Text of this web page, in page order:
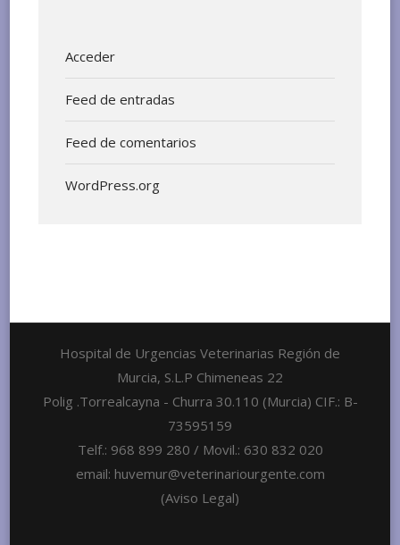
Acceder
Feed de entradas
Feed de comentarios
WordPress.org
Hospital de Urgencias Veterinarias Región de
Murcia, S.L.P Chimeneas 22
Polig .Torrealcayna - Churra 30.110 (Murcia) CIF.: B-
73595159
Telf.: 968 899 280 / Movil.: 630 832 020
email: huvemur@veterinariourgente.com
(Aviso Legal)